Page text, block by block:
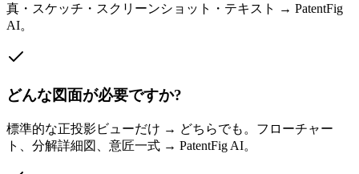
真・スケッチ・スクリーンショット・テキスト → PatentFig
AI。
どんな図面が必要ですか?
標準的な正投影ビューだけ → どちらでも。フローチャー
ト、分解詳細図、意匠一式 → PatentFig AI。